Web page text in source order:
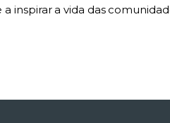
inspirar a vida das